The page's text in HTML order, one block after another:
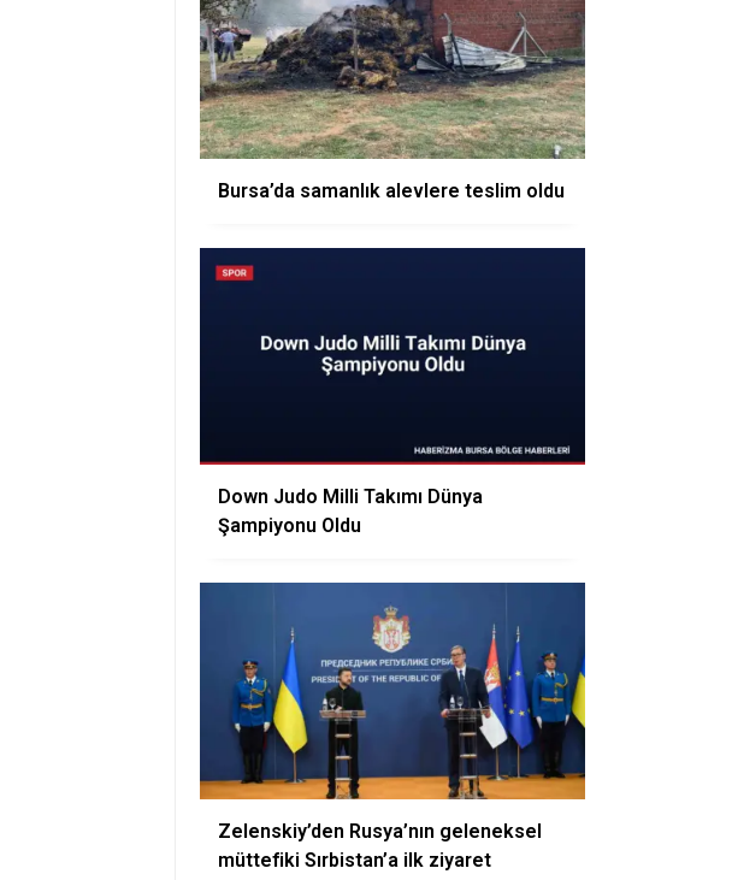
Bursa’da samanlık alevlere teslim oldu
Down Judo Milli Takımı Dünya
Şampiyonu Oldu
Zelenskiy’den Rusya’nın geleneksel
müttefiki Sırbistan’a ilk ziyaret